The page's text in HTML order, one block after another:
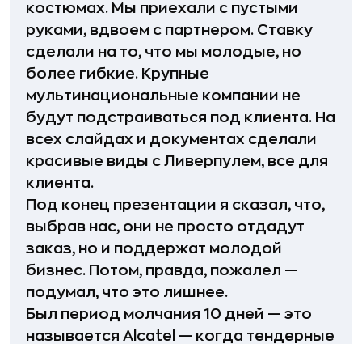
костюмах. Мы приехали с пустыми
руками, вдвоем с партнером. Ставку
сделали на то, что мы молодые, но
более гибкие. Крупные
мультинациональные компании не
будут подстраиваться под клиента. На
всех слайдах и документах сделали
красивые виды с Ливерпулем, все для
клиента.
Под конец презентации я сказал, что,
выбрав нас, они не просто отдадут
заказ, но и поддержат молодой
бизнес. Потом, правда, пожалел —
подумал, что это лишнее.
Был период молчания 10 дней — это
называется Alcatel — когда тендерные